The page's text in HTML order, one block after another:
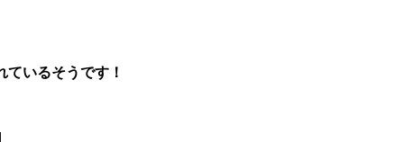
ているそうです！